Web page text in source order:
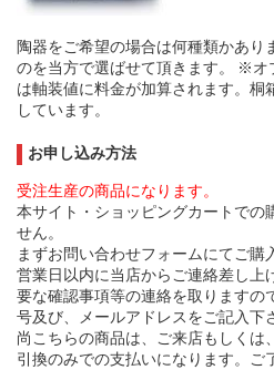
陶器をご希望の場合は何種類かあり
のを当方で選ばせて頂きます。 ※オ
は軸装値に料金が加算されます。桐
しています。
お申し込み方法
受注生産の商品になります。
本サイト・ショッピングカートでの
せん。
まずお問い合わせフォームにてご購
営業日以内に当店からご連絡差し上
要な確認事項等の連絡を取りますの
号及び、メールアドレスをご記入下
尚こちらの商品は、ご来店もしくは
引換のみでの支払いになります。ご